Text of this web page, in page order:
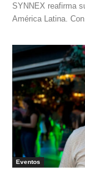
SYNNEX reafirma
América Latina.
Eventos